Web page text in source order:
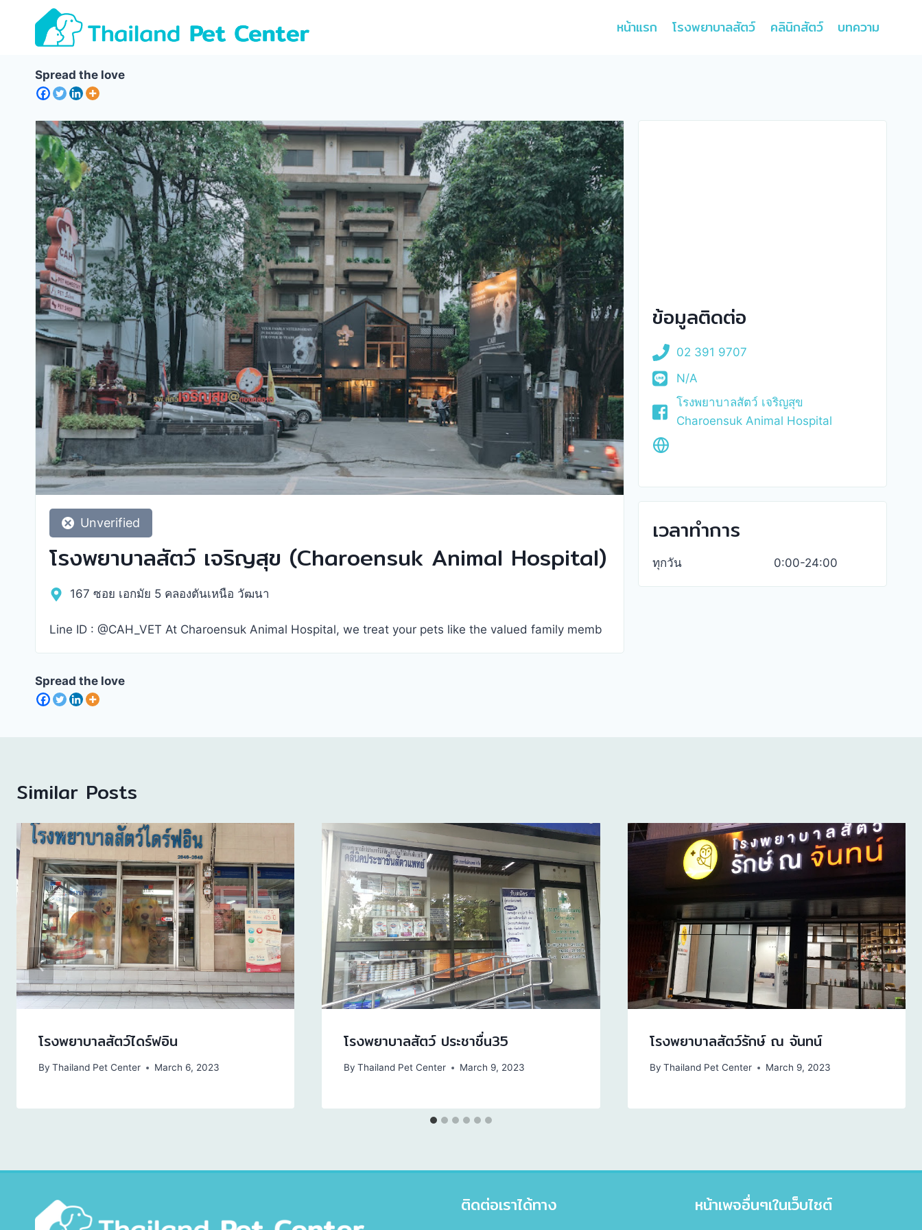
content
หน้าแรก โรงพยาบาลสัตว์ คลินิกสัตว์ บทความ
Spread the love
Unverified
โรงพยาบาลสัตว์ เจริญสุข (Charoensuk Animal Hospital)
167 ซอย เอกมัย 5 คลองตันเหนือ วัฒนา
Line ID : @CAH_VET At Charoensuk Animal Hospital, we treat your pets like the valued family memb
ข้อมูลติดต่อ
02 391 9707
N/A
โรงพยาบาลสัตว์ เจริญสุข
Charoensuk Animal Hospital
เวลาทำการ
ทุกวัน 0:00-24:00
Spread the love
Similar Posts
โรงพยาบาลสัตว์ไดร์ฟอิน
By Thailand Pet Center March 6, 2023
โรงพยาบาลสัตว์ ประชาชื่น35
By Thailand Pet Center March 9, 2023
โรงพยาบาลสัตว์รักษ์ ณ จันทน์
By Thailand Pet Center March 9, 2023
ติดต่อเราได้ทาง หน้าเพจอื่นๆเในเว็บไซต์